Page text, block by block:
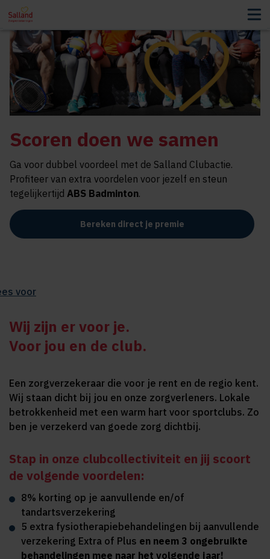
Scoren doen we samen
Ga voor dubbel voordeel met de Salland Clubactie.
Profiteer van extra voordelen voor jezelf en steun
tegelijkertijd ABS Badminton.
Bereken direct je premie
voor
Wij zijn er voor je.
Voor jou en de club.
Een zorgverzekeraar die voor je rent en de regio kent.
Wij staan dicht bij jou en onze zorgverleners. Lokale
betrokkenheid met een warm hart voor sportclubs. Zo
ben je verzekerd van goede zorg dichtbij.
Stap in onze clubcollectiviteit en jij scoort
de volgende voordelen:
8% korting op je aanvullende en/of
tandartsverzekering
5 extra fysiotherapiebehandelingen bij aanvullende
verzekering Extra of Plus en neem 3 ongebruikte
behandelingen mee naar het volgende jaar!